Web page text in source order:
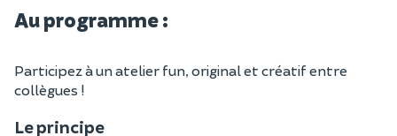
Au programme :
Participez à un atelier fun, original et créatif entre
collègues !
Le principe